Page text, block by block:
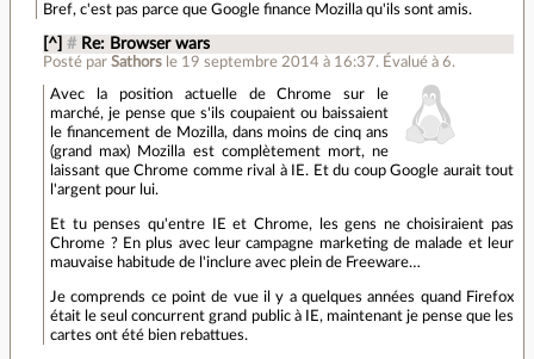
Bref, c'est pas parce que Google finance Mozilla qu'ils sont amis.
[^] # Re: Browser wars
Posté parSathors le 19 septembre 2014 à 16:37. Évalué à6.
Avec la position actuelle de Chrome sur le
marché, je pense que s'ils coupaient ou baissaient
le financement de Mozilla, dans moins de cinq ans
(grand max) Mozilla est complètement mort, ne
laissant que Chrome comme rival à IE. Et du coup Google aurait tout
l'argent pour lui.
Et tu penses qu'entre IE et Chrome, les gens ne choisiraient pas
Chrome ? En plus avec leur campagne marketing de malade et leur
mauvaise habitude de l'inclure avec plein de Freeware…
Je comprends ce point de vue il y a quelques années quand Firefox
était le seul concurrent grand public à IE, maintenant je pense que les
cartes ont été bien rebattues.